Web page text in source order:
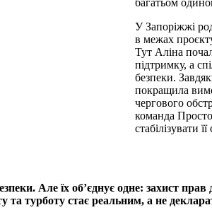
багатьом
У Запоріжжі
в межах
Тут Аліна
підтримку, а
безпеки.
покращила
чергового
команда
стабілізувати її
Але їх об’єднує одне: захист
та турботу стає реальним, а не